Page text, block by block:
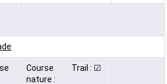
Course
nature :
Trail : ☑